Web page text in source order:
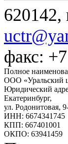
620142,
факс:
Полное
ООО «Уральский
Юридический
Екатеринбург,
ул. Родонитовая,
ИНН: 6674341745
КПП: 667401001
ОКПО: 63941459